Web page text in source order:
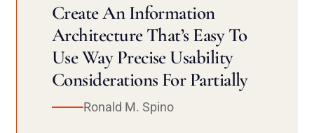
Create An Information
Architecture That’s Easy To
Use Way Precise Usability
Considerations For Partially
Ronald M. Spino